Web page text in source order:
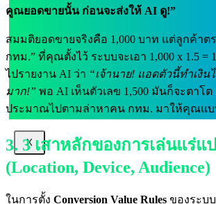
X
คูณยอดขายนั้น ก่อนจะส่งให้ AI ดู!”
สมมติยอดขายจริงคือ 1,000 บาท แต่ลูกค้าตร
กทม.” ที่คุณตั้งไว้ ระบบจะเอา 1,000 x 1.5 =
ไปรายงาน AI ว่า “เจ้านาย! แอดตัวนี้ทำเงิน
มาก!” พอ AI เห็นตัวเลข 1,500 มันก็จะตาโ
ประมาณไปตามล่าหาคน กทม. มาให้คุณแ
3. 3 เสาหลักของการเล่นแร่แ
(Location, Device, Audience)
ในการตั้ง Conversion Value Rules ของระบบ